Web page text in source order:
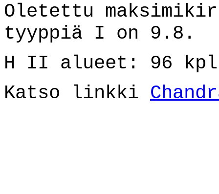
Oletettu
tyyppiä I on 9.8.
H II alueet: 96 kpl
Katso linkki